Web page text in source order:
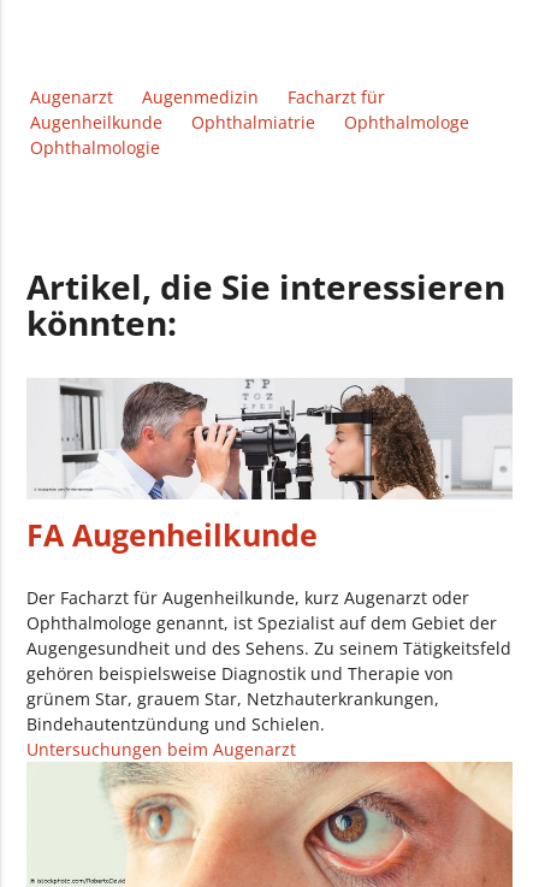
Augenarzt Augenmedizin
Facharzt für
Augenheilkunde
Ophthalmiatrie
Ophthalmologe
Ophthalmologie
Artikel, die Sie interessieren
könnten:
FA Augenheilkunde
Der Facharzt für Augenheilkunde, kurz Augenarzt oder
Ophthalmologe genannt, ist Spezialist auf dem Gebiet der
Augengesundheit und des Sehens. Zu seinem Tätigkeitsfeld
gehören beispielsweise Diagnostik und Therapie von
grünem Star, grauem Star, Netzhauterkrankungen,
Bindehautentzündung und Schielen.
Untersuchungen beim Augenarzt